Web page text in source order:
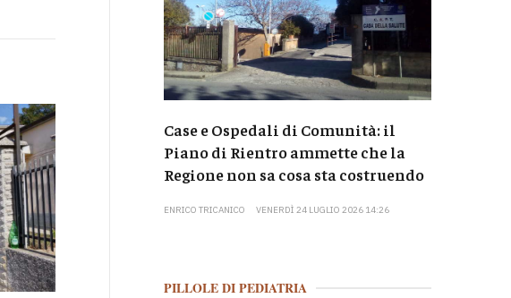
Case e Ospedali di Comunità: il
Piano di Rientro ammette che la
Regione non sa cosa sta costruendo
ENRICO TRICANICO VENERDÌ 24 LUGLIO 2026 14:26
PILLOLE DI PEDIATRIA